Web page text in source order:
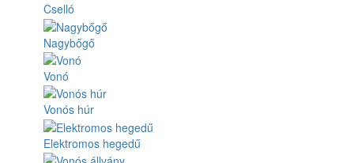
Cselló
Nagybőgő
Vonó
Vonós húr
Elektromos hegedű